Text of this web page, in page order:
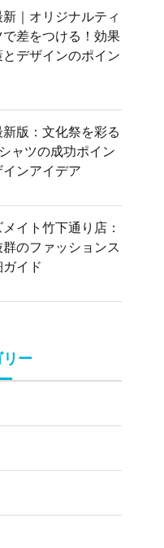
新｜オリジナルティ
で差をつける！効果
とデザインのポイン
新版：文化祭を彩る
ャツの成功ポイン
インアイデア
イト竹下通り店：
群のファッションス
ガイド
リー